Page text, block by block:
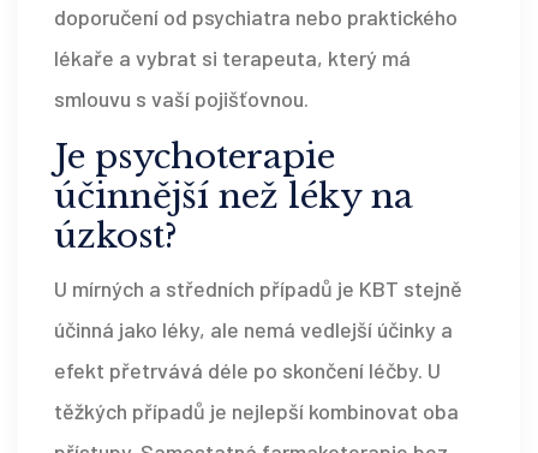
doporučení od psychiatra nebo praktického
lékaře a vybrat si terapeuta, který má
smlouvu s vaší pojišťovnou.
Je psychoterapie
účinnější než léky na
úzkost?
U mírných a středních případů je KBT stejně
účinná jako léky, ale nemá vedlejší účinky a
efekt přetrvává déle po skončení léčby. U
těžkých případů je nejlepší kombinovat oba